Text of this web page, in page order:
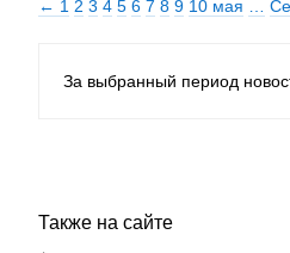
← 1 2 3 4 5 6 7 8 9 10 мая
За выбранный период
Также на сайте